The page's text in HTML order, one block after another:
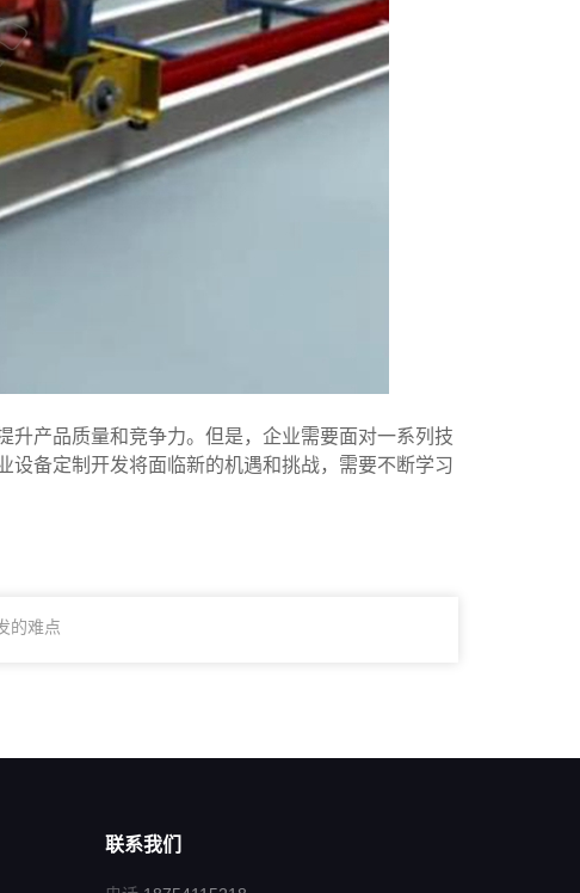
升产品质量和竞争力。但是，企业需要面对一系列技
设备定制开发将面临新的机遇和挑战，需要不断学习
的难点
联系我们